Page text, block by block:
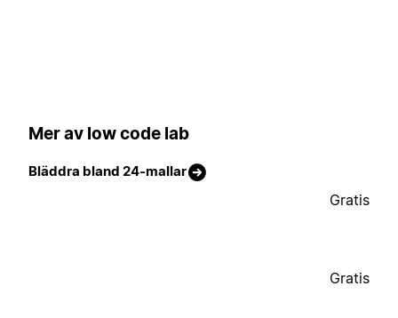
Mer av low code lab
Bläddra bland 24-mallar
Gratis
Gratis